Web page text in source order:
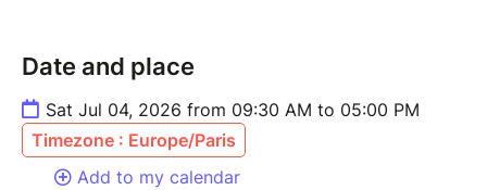
Date and place
Sat Jul 04, 2026 from 09:30 AM to 05:00 PM
Timezone : Europe/Paris
Add to my calendar